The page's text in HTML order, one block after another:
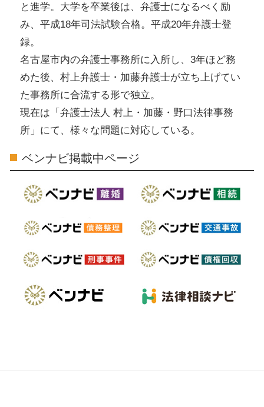
と進学。大学を卒業後は、弁護士になるべく励
み、平成18年司法試験合格。平成20年弁護士登
録。
名古屋市内の弁護士事務所に入所し、3年ほど務
めた後、村上弁護士・加藤弁護士が立ち上げてい
た事務所に合流する形で独立。
現在は「弁護士法人 村上・加藤・野口法律事務
所」にて、様々な問題に対応している。
ベンナビ掲載中ページ